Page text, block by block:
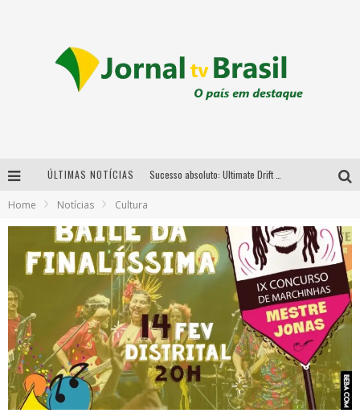
ÚLTIMAS NOTÍCIAS
Chega de mistério! Baianas Ozadas lança tema do carnaval de 2026 nesta terça-feira
Em abril, Boulevard Shopping BH realiza sorteio de TVs 4K
Home Notícias Cultura